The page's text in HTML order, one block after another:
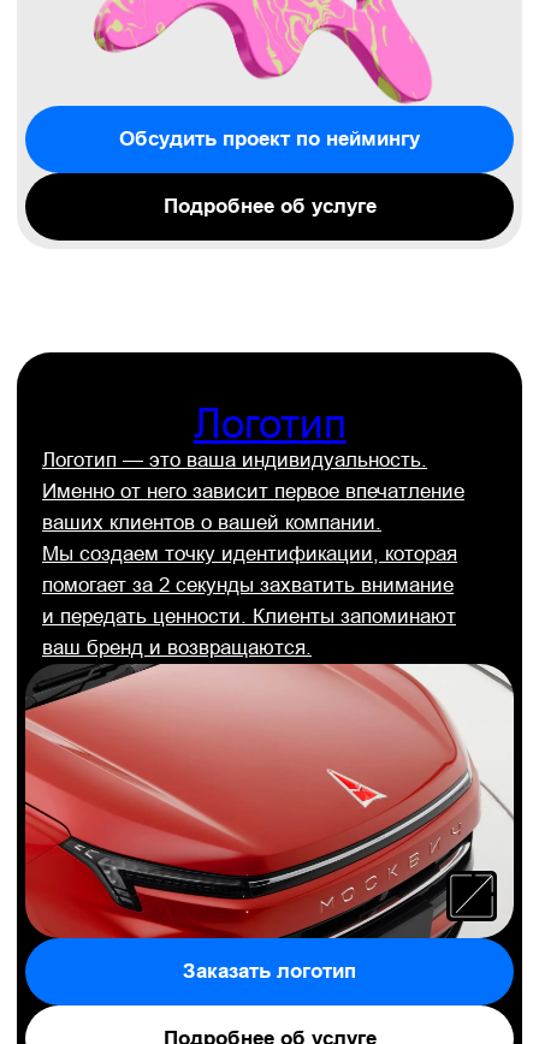
Позиционирование
Стратегия бренда, цель которой понять суть
вашего продукта, чтобы помочь вам
отстроиться от конкурентов.
Сайты на Тильде
Мы проектируем сайты на Тильде,
ориентируясь на потребности бизнеса и его
целевой аудитории. Делаем сайты на Тильде
Заказать сайт на Тильде
Подробнее об услуге
Презентации, книги,
каталоги, буклеты
Вы получите привлекательный и эффективный
дизайн рекламной продукции, которую хочется